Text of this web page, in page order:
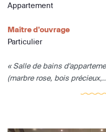
Appartement
Maître d'ouvrage
Particulier
« Salle de bains
(marbre rose, bois